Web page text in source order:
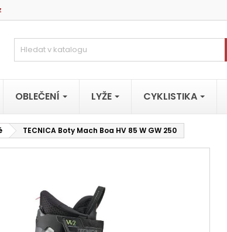
OBLEČENÍ LYŽE CYKLISTIKA
TECNICA Boty Mach Boa HV 85 W GW 250